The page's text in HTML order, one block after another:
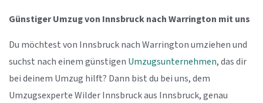
Günstiger Umzug von Innsbruck nach Warrington mit uns
Du möchtest von Innsbruck nach Warrington umziehen und
suchst nach einem günstigen Umzugsunternehmen, das dir
bei deinem Umzug hilft? Dann bist du bei uns, dem
Umzugsexperte Wilder Innsbruck aus Innsbruck, genau